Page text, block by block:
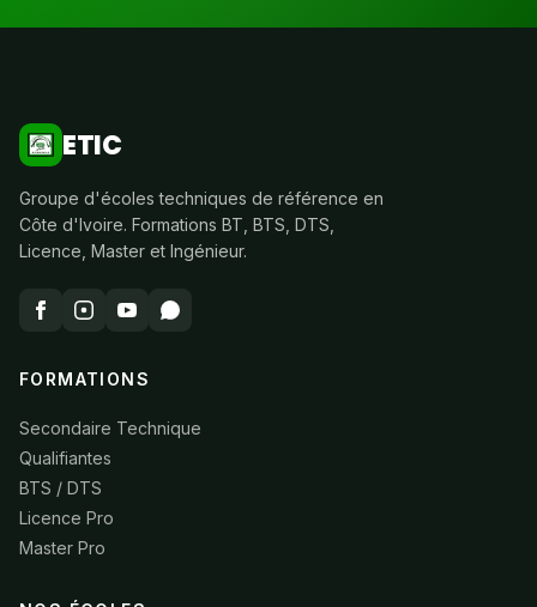
ETIC
Groupe d'écoles techniques de référence en
Côte d'Ivoire. Formations BT, BTS, DTS,
Licence, Master et Ingénieur.
FORMATIONS
Secondaire Technique
Qualifiantes
BTS / DTS
Licence Pro
Master Pro